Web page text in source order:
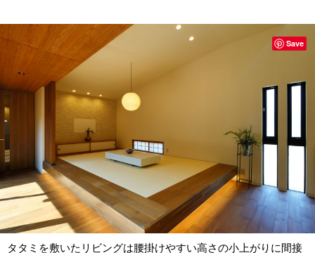
タタミを敷いたリビングは腰掛けやすい高さの小上がりに間接
Save